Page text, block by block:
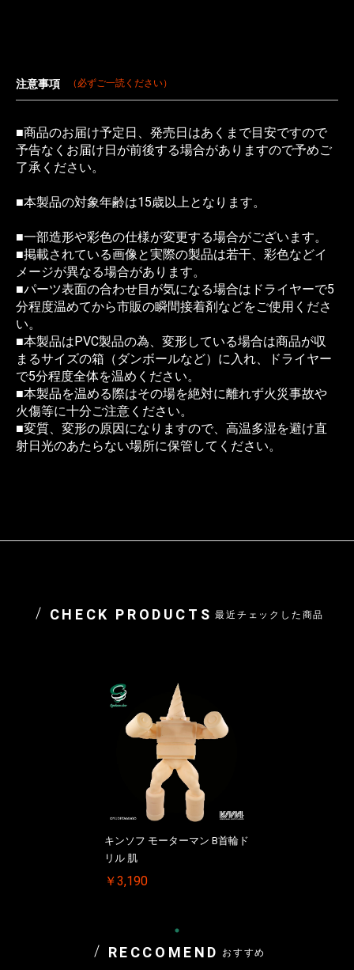
注意事項 （必ずご一読ください）
■商品のお届け予定日、発売日はあくまで目安ですので
予告なくお届け日が前後する場合がありますので予めご
了承ください。
■本製品の対象年齢は15歳以上となります。
■一部造形や彩色の仕様が変更する場合がございます。
■掲載されている画像と実際の製品は若干、彩色などイ
メージが異なる場合があります。
■パーツ表面の合わせ目が気になる場合はドライヤーで5
分程度温めてから市販の瞬間接着剤などをご使用くださ
い。
■本製品はPVC製品の為、変形している場合は商品が収
まるサイズの箱（ダンボールなど）に入れ、ドライヤー
で5分程度全体を温めください。
■本製品を温める際はその場を絶対に離れず火災事故や
火傷等に十分ご注意ください。
■変質、変形の原因になりますので、高温多湿を避け直
射日光のあたらない場所に保管してください。
CHECK PRODUCTS 最近チェックした商品
キンソフ モーターマン B首輪ド
リル 肌
￥3,190
RECCOMEND おすすめ